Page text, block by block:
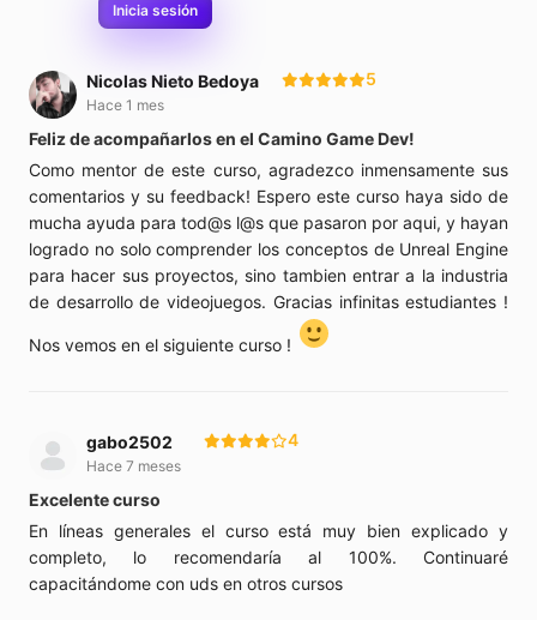
Inicia sesión
Nicolas Nieto Bedoya
Hace 1 mes
5
Feliz de acompañarlos en el Camino Game Dev!
Como mentor de este curso, agradezco inmensamente sus
comentarios y su feedback! Espero este curso haya sido de
mucha ayuda para tod@s l@s que pasaron por aqui, y hayan
logrado no solo comprender los conceptos de Unreal Engine
para hacer sus proyectos, sino tambien entrar a la industria
de desarrollo de videojuegos. Gracias infinitas estudiantes !
Nos vemos en el siguiente curso !
gabo2502
Hace 7 meses
4
Excelente curso
En líneas generales el curso está muy bien explicado y
completo, lo recomendaría al 100%. Continuaré
capacitándome con uds en otros cursos